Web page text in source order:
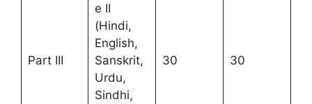
Part III
e II
(Hindi,
English,
Sanskrit,
Urdu,
Sindhi,
30 30